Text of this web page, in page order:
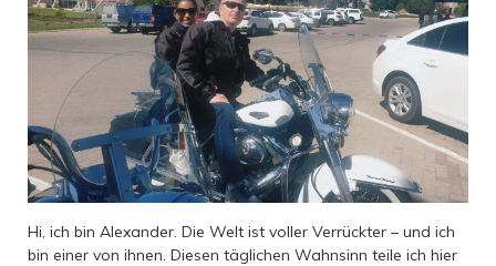
Hi, ich bin Alexander. Die Welt ist voller Verrückter – und ich
bin einer von ihnen. Diesen täglichen Wahnsinn teile ich hier